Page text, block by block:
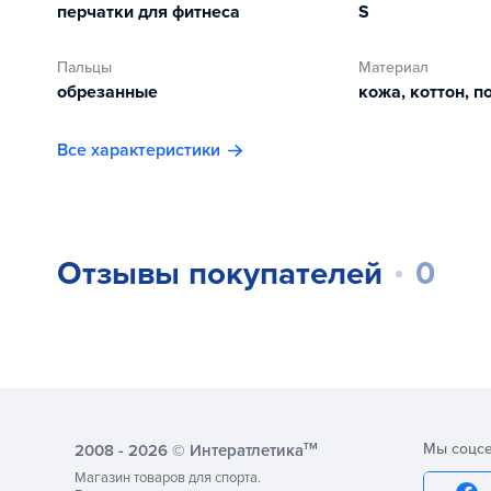
Стильный дизайн в виде вязки на тыльной стороне
самых сложных упражнений.
Перчатки для фитнеса Fit forever Cotton Knitted AI-
перчатки для фитнеса S
Пальцы
обрезанные
Материал
кожа, коттон,
Все характеристики
Отзывы покупателей 0
Мы
2008 - 2026 © Интератлетикатм
Магазин товаров для спорта.